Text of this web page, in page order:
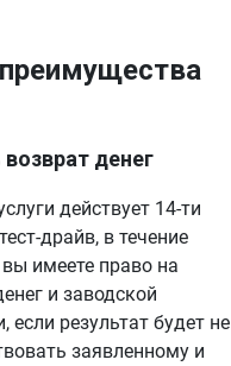
возврат денег
действует 14-ти
драйв, в течение
имеете право на
и заводской
если результат будет не
заявленному и